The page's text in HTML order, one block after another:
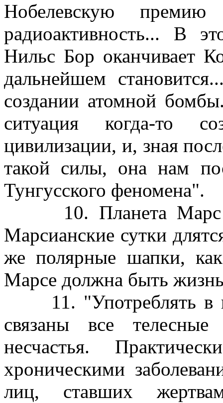
Нобелевскую
радиоактивность... В
Нильс Бор оканчивает
дальнейшем
создании атомной
ситуация когда-то
цивилизации, и, зная
такой силы, она нам
Тунгусского феномена".
10. Планета Марс
Марсианские сутки
же полярные шапки,
Марсе должна быть
11. "Употреблять в
связаны все
несчастья.
хроническими
лиц, ставших